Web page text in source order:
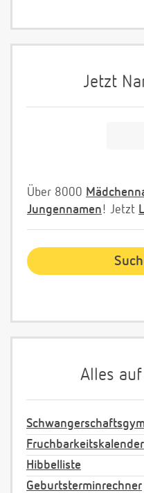
Jetzt
Über 8000
Jungennamen! Jetzt
Alles
Fruchbarkeitskalender
Hibbelliste
Geburtsterminrechner